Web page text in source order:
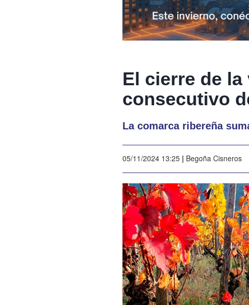
El cierre de
consecutivo
La comarca ribereña
05/11/2024 13:25 | Begoña Cisneros